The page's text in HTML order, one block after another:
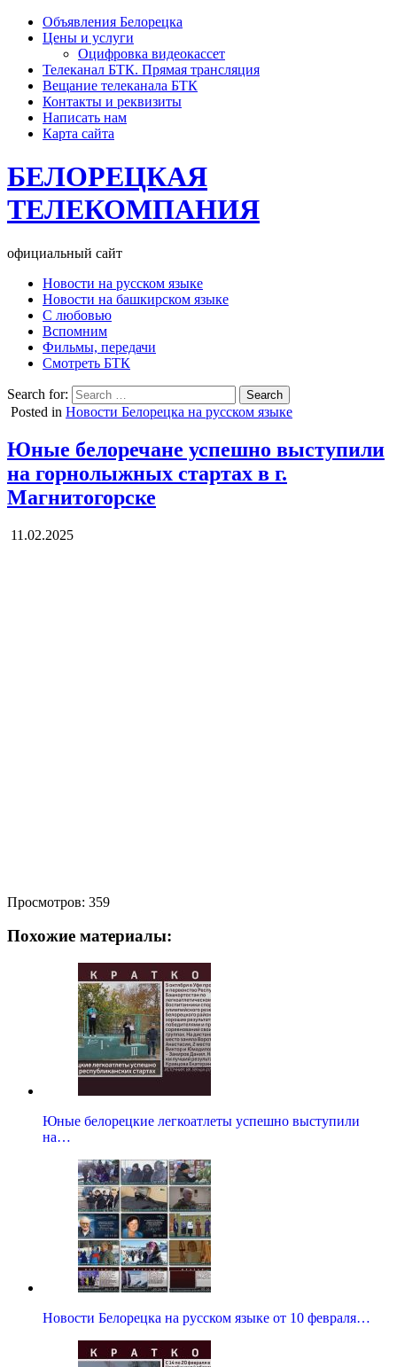
Объявления Белорецка
Цены и услуги
Оцифровка видеокассет
Телеканал БТК. Прямая трансляция
Вещание телеканала БТК
Контакты и реквизиты
Написать нам
Карта сайта
БЕЛОРЕЦКАЯ
ТЕЛЕКОМПАНИЯ
официальный сайт
Новости на русском языке
Новости на башкирском языке
С любовью
Вспомним
Фильмы, передачи
Смотреть БТК
Search for:
Posted in Новости Белорецка на русском языке
Юные белоречане успешно выступили
на горнолыжных стартах в г.
Магнитогорске
11.02.2025
Просмотров: 359
Похожие материалы:
Юные белорецкие легкоатлеты успешно выступили
на…
Новости Белорецка на русском языке от 10 февраля…